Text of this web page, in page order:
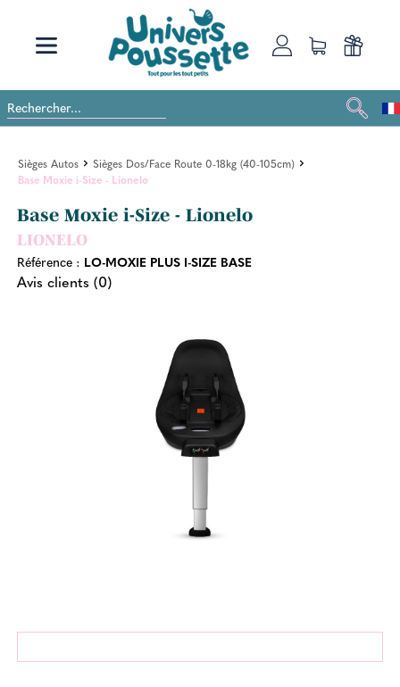
Sièges Autos
Sièges Dos/Face Route 0-18kg (40-105cm)
Base Moxie i-Size - Lionelo
Base Moxie i-Size - Lionelo
LIONELO
Référence : LO-MOXIE PLUS I-SIZE BASE
Avis clients (0)